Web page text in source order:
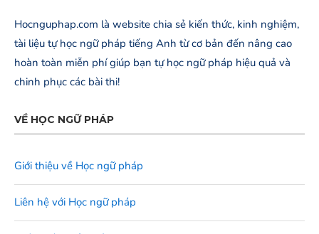
Hocnguphap.com là website chia sẻ kiến thức, kinh nghiệm,
tài liệu tự học ngữ pháp tiếng Anh từ cơ bản đến nâng cao
hoàn toàn miễn phí giúp bạn tự học ngữ pháp hiệu quả và
chinh phục các bài thi!
VỀ HỌC NGỮ PHÁP
Giới thiệu về Học ngữ pháp
Liên hệ với Học ngữ pháp